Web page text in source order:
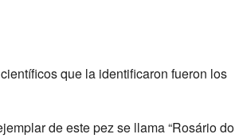
que la identificaron fueron los
de este pez se llama “Rosário do